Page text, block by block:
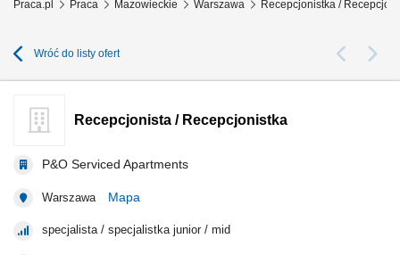
Praca.pl Praca Mazowieckie Warszawa Recepcjonistka /
Wróć do listy ofert
Recepcjonista / Recepcjonistka
P&O Serviced Apartments
Warszawa Mapa
specjalista / specjalistka junior / mid